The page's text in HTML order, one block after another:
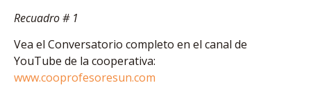
Recuadro # 1
Vea el Conversatorio completo en el canal de
YouTube de la cooperativa:
www.cooprofesoresun.com